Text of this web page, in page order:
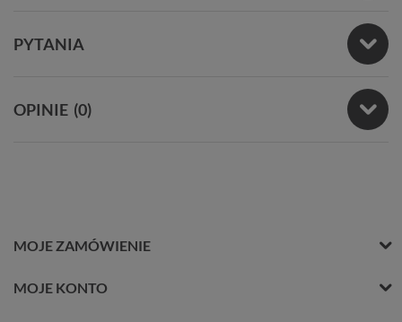
PYTANIA
OPINIE (0)
MOJE ZAMÓWIENIE
MOJE KONTO